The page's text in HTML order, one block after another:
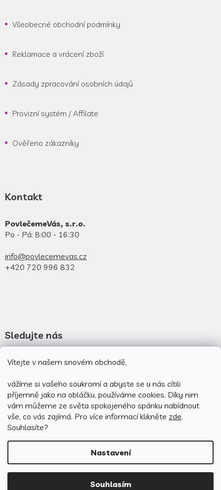
Vítejte v našem snovém obchodě,
vážíme si vašeho soukromí a abyste se u nás cítili
příjemně jako na obláčku, používáme cookies. Díky nim
vám můžeme ze světa spokojeného spánku nabídnout
vše, co vás zajímá. Pro více informací klikněte zde.
Souhlasíte?
Nastavení
Souhlasím
Všeobecné obchodní podmínky
Reklamace a vrácení zboží
Zásady zpracování osobních údajů
Provizní systém / Affilate
Ověřeno zákazníky
Kontakt
PovlečemeVás, s.r.o.
Po - Pá: 8:00 - 16:30
info@povlecemevas.cz
+420 720 996 832
Sledujte nás
Novinky na facebooku
Novinky na instagramu
Vytvořil Shoptet